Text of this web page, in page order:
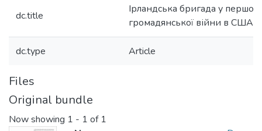
dc.title
Ірландська бригада у
громадянської війни в США
dc.type Article
Files
Original bundle
Now showing 1 - 1 of 1